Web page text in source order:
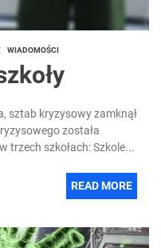
WIADOMOŚCI
sztab kryzysowy zamknął
została
trzech szkołach: Szkole...
READ MORE